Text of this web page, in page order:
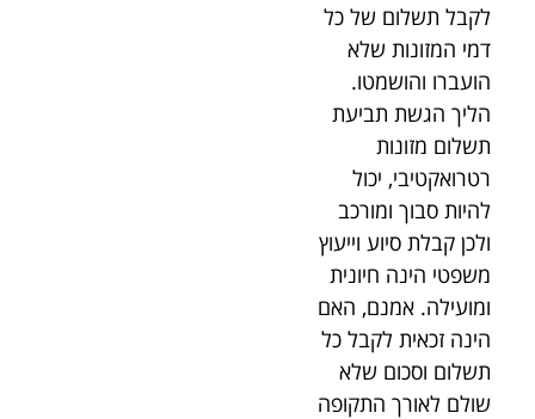
לקבל תשלום של כל
דמי המזונות שלא
הועברו והושמטו.
הליך הגשת תביעת
תשלום מזונות
רטרואקטיבי, יכול
להיות סבוך ומורכב
ולכן קבלת סיוע וייעוץ
משפטי הינה חיונית
ומועילה. אמנם, האם
הינה זכאית לקבל כל
תשלום וסכום שלא
שולם לאורך התקופה